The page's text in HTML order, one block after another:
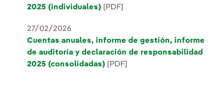
2025 (individuales) [PDF]
27/02/2026
Cuentas anuales, informe de gestión, informe
de auditoría y declaración de responsabilidad
2025 (consolidadas) [PDF]